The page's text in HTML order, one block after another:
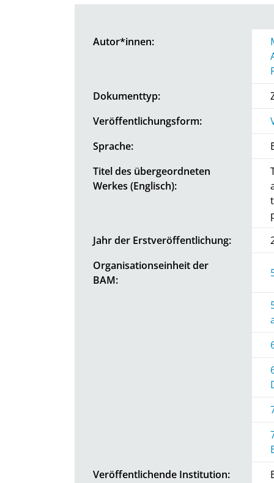
Autor*innen:
Dokumenttyp:
Veröffentlichungsform:
Sprache:
Titel des übergeordneten
Werkes (Englisch):
Jahr der Erstveröffentlichung:
Organisationseinheit der
BAM:
Veröffentlichende Institution: